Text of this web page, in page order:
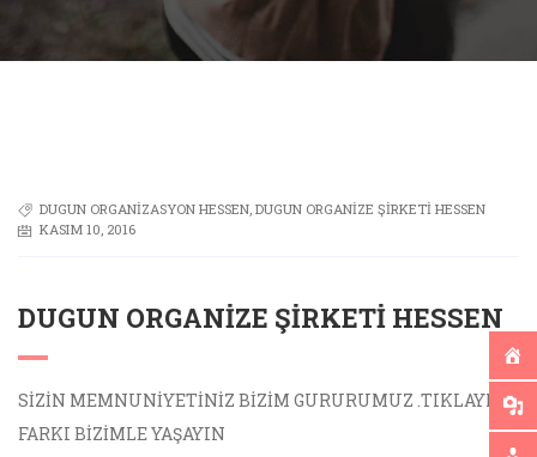
DUGUN ORGANIZASYON HESSEN, DUGUN ORGANIZE ŞIRKETI HESSEN
KASIM 10, 2016
DUGUN ORGANIZE ŞIRKETI HESSEN
SİZİN MEMNUNİYETİNİZ BİZİM GURURUMUZ .TIKLAYIN
FARKI BİZİMLE YAŞAYIN